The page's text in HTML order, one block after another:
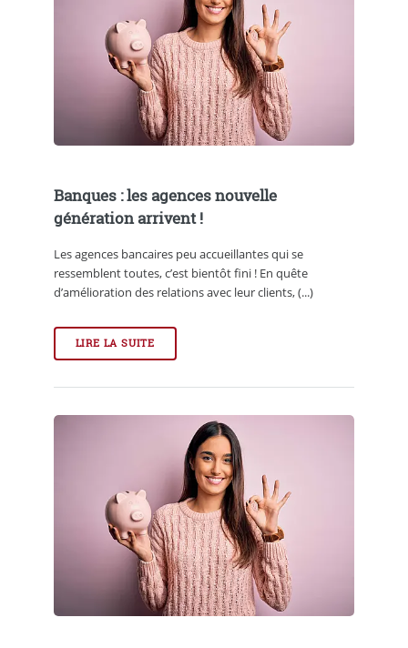
Banques : les agences nouvelle
génération arrivent !
Les agences bancaires peu accueillantes qui se
ressemblent toutes, c’est bientôt fini ! En quête
d’amélioration des relations avec leur clients, (...)
LIRE LA SUITE